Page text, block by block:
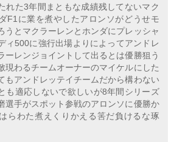
れた3年間まともな成績残してないマク
F1に業を煮やしたアロンソがどうせモ
うとマクラーレンとホンダにプレッシャ
ィ500に強行出場よりによってアンドレ
ーレンジョイントして出るとは優勝狙う
現わるチームオーナーのマイケルにした
もアンドレッテイチームだから構わない
も適応しないで欲しいが8年間シリーズ
選手がスポット参戦のアロンソに優勝か
らわた煮えくりかえる筈だ負けるな琢